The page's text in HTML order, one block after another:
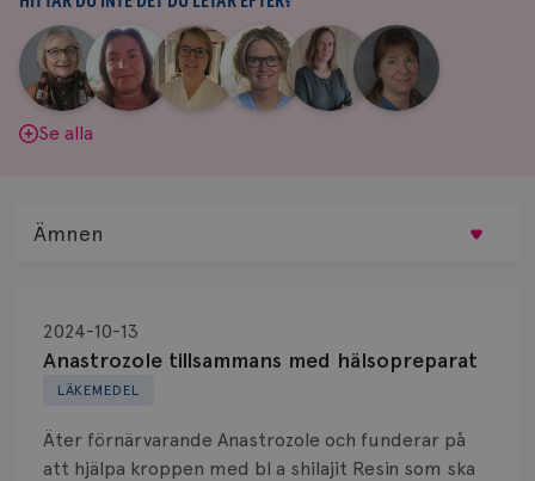
Aina
Johnsson
|
Anne
Andersson
Fredrika
Killander
|
Jeanette
Bäcklund
|
Maria
Edegran
|
Yvette
Andersson
Se alla
LÄKEMEDEL
Anastrozole tillsammans med hälsopreparat
2024-10-13
Äter förnärvarande Anastrozole och funderar på
att hjälpa kroppen med bl a shilajit Resin som ska
Ämnen
Biopsi
Biverkningar
Bröstvårta